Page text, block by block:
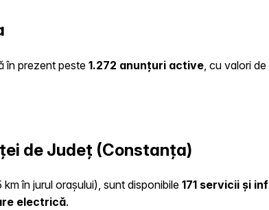
în prezent peste 1.272 anunțuri active , cu valori
de Județ (Constanța)
în jurul orașului), sunt disponibile171 servicii și
electrică.